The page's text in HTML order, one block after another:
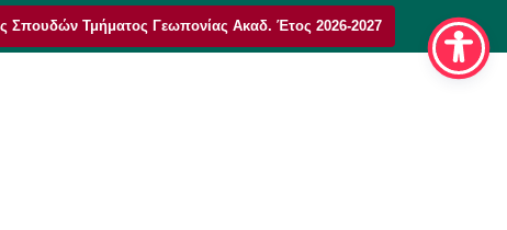
Σπουδών Τμήματος Γεωπονίας Ακαδ. Έτος 2026-2027